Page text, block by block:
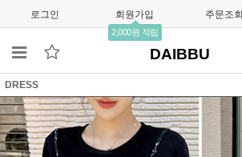
로그인 회원가입
2,000원 적립
주문조회
DAIBBU
DRESS